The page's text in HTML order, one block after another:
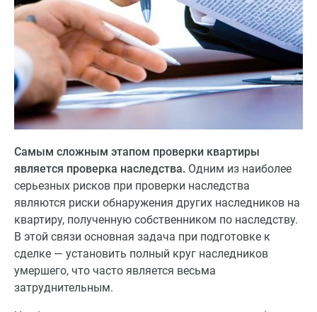
Самым сложным этапом проверки квартиры
является проверка наследства. Одним из наиболее
серьезных рисков при проверки наследства
являются риски обнаружения других наследников на
квартиру, полученную собственником по наследству.
В этой связи основная задача при подготовке к
сделке — установить полный круг наследников
умершего, что часто является весьма
затруднительным.